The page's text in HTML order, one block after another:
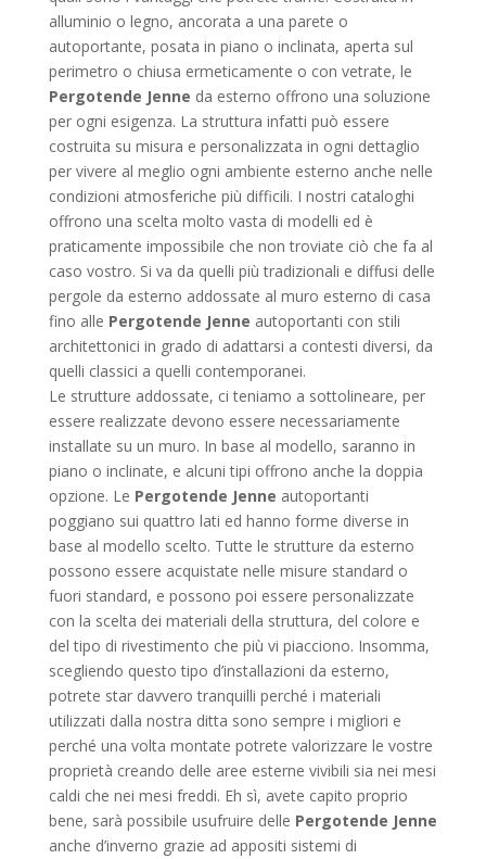
alluminio o legno, ancorata a una parete o
autoportante, posata in piano o inclinata, aperta sul
perimetro o chiusa ermeticamente o con vetrate, le
Pergotende Jenne da esterno offrono una soluzione
per ogni esigenza. La struttura infatti può essere
costruita su misura e personalizzata in ogni dettaglio
per vivere al meglio ogni ambiente esterno anche nelle
condizioni atmosferiche più difficili. I nostri cataloghi
offrono una scelta molto vasta di modelli ed è
praticamente impossibile che non troviate ciò che fa al
caso vostro. Si va da quelli più tradizionali e diffusi delle
pergole da esterno addossate al muro esterno di casa
fino alle Pergotende Jenne autoportanti con stili
architettonici in grado di adattarsi a contesti diversi, da
quelli classici a quelli contemporanei.
Le strutture addossate, ci teniamo a sottolineare, per
essere realizzate devono essere necessariamente
installate su un muro. In base al modello, saranno in
piano o inclinate, e alcuni tipi offrono anche la doppia
opzione. Le Pergotende Jenne autoportanti
poggiano sui quattro lati ed hanno forme diverse in
base al modello scelto. Tutte le strutture da esterno
possono essere acquistate nelle misure standard o
fuori standard, e possono poi essere personalizzate
con la scelta dei materiali della struttura, del colore e
del tipo di rivestimento che più vi piacciono. Insomma,
scegliendo questo tipo d’installazioni da esterno,
potrete star davvero tranquilli perché i materiali
utilizzati dalla nostra ditta sono sempre i migliori e
perché una volta montate potrete valorizzare le vostre
proprietà creando delle aree esterne vivibili sia nei mesi
caldi che nei mesi freddi. Eh sì, avete capito proprio
bene, sarà possibile usufruire delle Pergotende Jenne
anche d’inverno grazie ad appositi sistemi di